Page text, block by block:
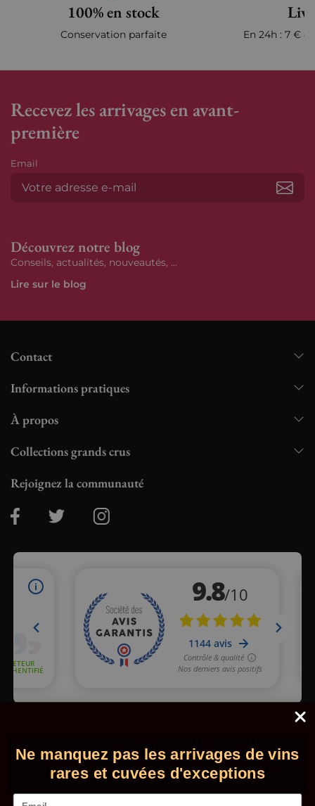
100% en stock
Conservation parfaite En 24h : 7 €
Recevez les arrivages en avant-
première
Email
Découvrez notre blog
Conseils, actualités, nouveautés, ...
Lire sur le blog
Contact
Informations pratiques
À propos
Collections grands crus
Rejoignez la communauté
© 2026 - Comptoir des Millésimes. Tous droits réservés.•
Mentions légales
CGV
Ne manquez pas les arrivages de vins
rares et cuvées d'exceptions
Email